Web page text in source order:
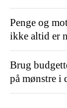
Penge og
ikke altid er
Brug
på mønstre i